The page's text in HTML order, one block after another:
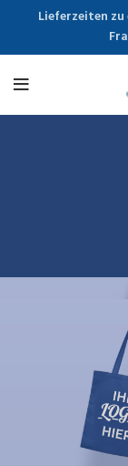
Lieferzeiten